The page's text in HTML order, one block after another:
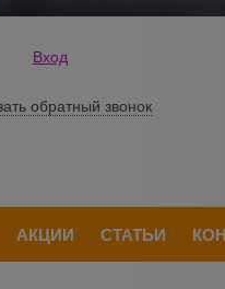
Вход
обратный звонок
АКЦИИ СТАТЬИ